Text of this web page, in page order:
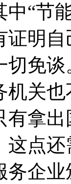
“节
证明
切免
机关
有拿
这点
务企